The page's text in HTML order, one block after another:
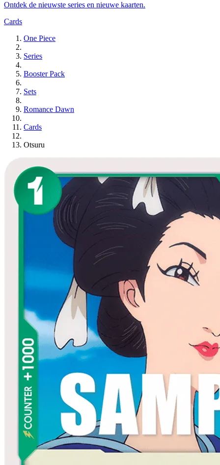
Ontdek de nieuwste series en nieuwe kaarten.
Cards
One Piece
Series
Booster Pack
Sets
Romance Dawn
Cards
Otsuru